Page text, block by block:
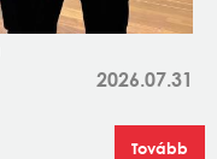
2026.07.31
Tovább